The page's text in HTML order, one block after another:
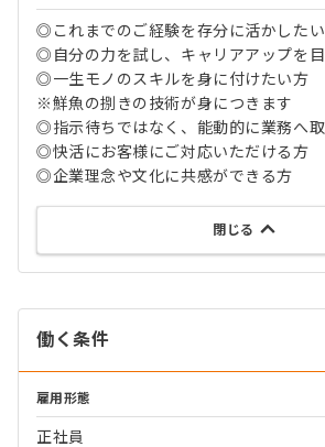
◎これまでのご経験を存分に活かした
◎自分の力を試し、キャリアアップを
◎一生モノのスキルを身に付けたい方
※鮮魚の捌きの技術が身につきます
◎指示待ちではなく、能動的に業務へ
◎快活にお客様にご対応いただける方
◎企業理念や文化に共感ができる方
閉じる
働く条件
雇用形態
正社員